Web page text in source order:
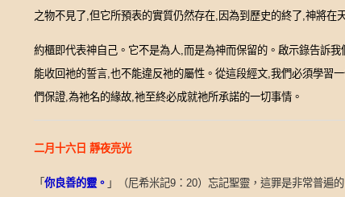
之物不見了 但它所預表的實質仍然存在 因為到歷史的終了 神將在
約櫃即代表神自己。它不是為人 而是為神而保留的。啟示錄告訴我
能收回祂的誓言 也不能違反祂的屬性。從這段經文 我們必須學習
們保證 為祂名的緣故 祂至終必成就祂所承諾的一切事情。
二月十六日 靜夜亮光
「你良善的靈。 」（尼希米記9 ： 20）忘記聖靈，這罪是非常普遍